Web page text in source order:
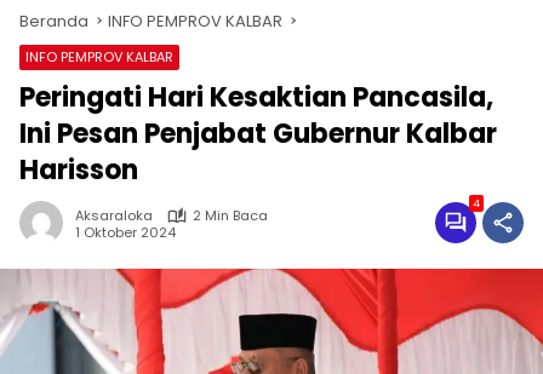
Beranda INFO PEMPROV KALBAR
INFO PEMPROV KALBAR
Peringati Hari Kesaktian Pancasila,
Ini Pesan Penjabat Gubernur Kalbar
Harisson
Aksaraloka
2 Min Baca
1 Oktober 2024
4